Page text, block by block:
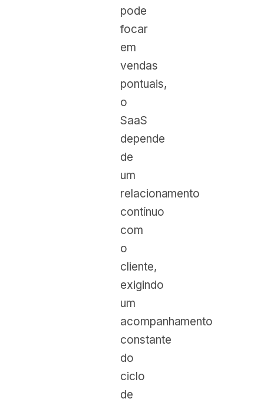
pode
focar
em
vendas
pontuais,
o
SaaS
depende
de
um
relacionamento
contínuo
com
o
cliente,
exigindo
um
acompanhamento
constante
do
ciclo
de